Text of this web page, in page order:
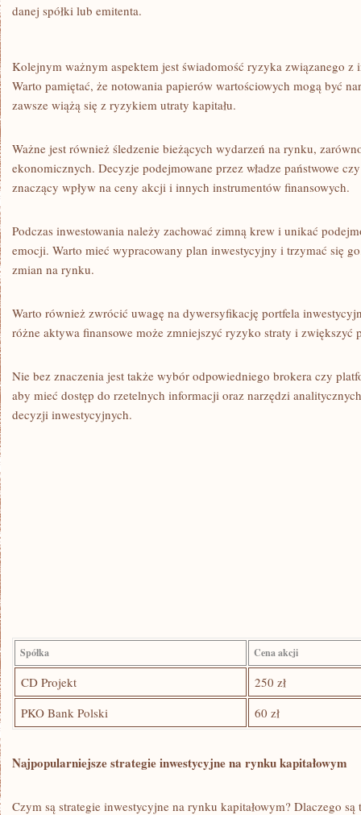
danej spółki lub emitenta.
Kolejnym ważnym ⁣aspektem jest świadomość ryzyka związanego z
Warto ‍pamiętać, że notowania ‍papierów wartościowych mogą być
zawsze ​wiążą się z ryzykiem utraty‍ kapitału.
Ważne jest również śledzenie bieżących wydarzeń na rynku,
ekonomicznych. Decyzje‌ podejmowane przez władze państwowe
znaczący wpływ na ceny akcji i innych instrumentów finansowych.
Podczas inwestowania należy zachować zimną krew i unikać⁢
emocji. Warto mieć wypracowany plan inwestycyjny i trzymać się
zmian‌ na rynku.
Warto również zwrócić uwagę na dywersyfikację portfela
różne aktywa finansowe może ⁤zmniejszyć ryzyko straty i zwiększyć
Nie bez znaczenia jest także wybór odpowiedniego brokera czy
aby mieć dostęp do rzetelnych⁤ informacji oraz narzędzi
decyzji inwestycyjnych.
Spółka Cena akcji
CD Projekt
250 zł
PKO ‌Bank Polski
60 zł
Najpopularniejsze strategie ⁤inwestycyjne na rynku kapitałowym
Czym są strategie inwestycyjne na rynku kapitałowym? ⁤Dlaczego